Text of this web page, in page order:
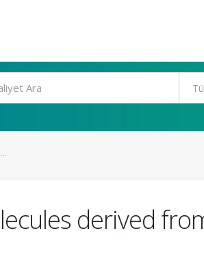
derived